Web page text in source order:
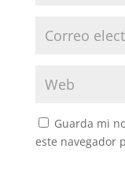
Guarda mi
este navegador